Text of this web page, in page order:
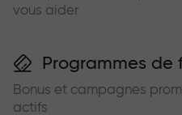
vous aider
Programmes de
Bonus et campagnes
actifs